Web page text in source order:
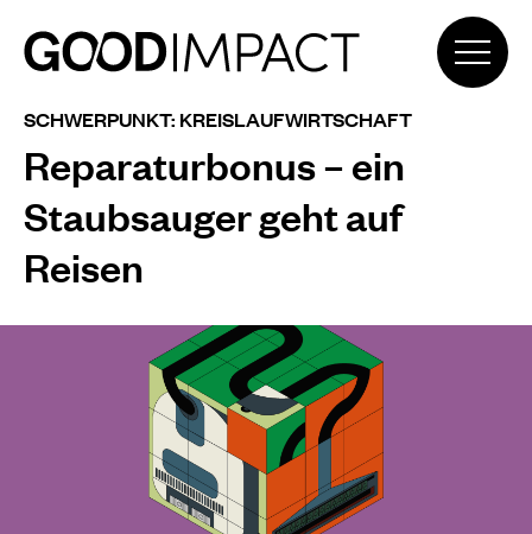
SCHWERPUNKT: KREISLAUFWIRTSCHAFT
Reparaturbonus – ein
Staubsauger geht auf
Reisen